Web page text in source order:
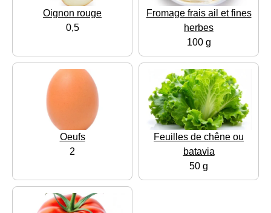
Oignon rouge
0,5
Fromage frais ail et fines
herbes
100 g
Oeufs
2
Feuilles de chêne ou
batavia
50 g